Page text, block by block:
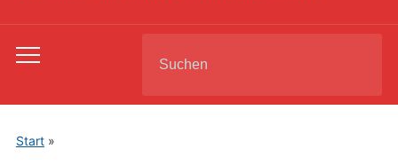
Toggle
menu
for:
Start»